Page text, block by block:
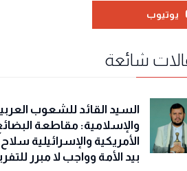
يوتيوب
شائعة
السيد القائد للشعوب
والإسلامية: مقاطعة
الأمريكية والإسرائيلية
بيد الأمة وواجب لا مبرر